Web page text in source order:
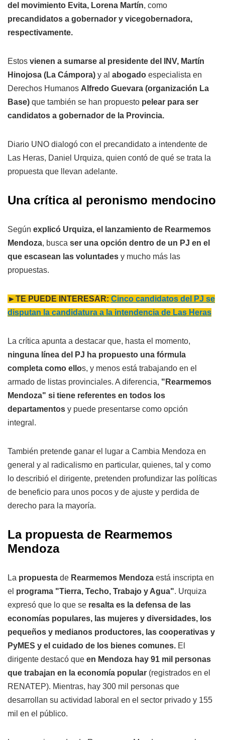
del movimiento Evita, Lorena Martín, como
precandidatos a gobernador y vicegobernadora,
respectivamente.
Estos vienen a sumarse al presidente del INV, Martín
Hinojosa (La Cámpora) y al abogado especialista en
Derechos Humanos Alfredo Guevara (organización La
Base) que también se han propuesto pelear para ser
candidatos a gobernador de la Provincia.
Diario UNO dialogó con el precandidato a intendente de
Las Heras, Daniel Urquiza, quien contó de qué se trata la
propuesta que llevan adelante.
Una crítica al peronismo mendocino
Según explicó Urquiza, el lanzamiento de Rearmemos
Mendoza, busca ser una opción dentro de un PJ en el
que escasean las voluntades y mucho más las
propuestas.
►TE PUEDE INTERESAR: Cinco candidatos del PJ se
disputan la candidatura a la intendencia de Las Heras
La crítica apunta a destacar que, hasta el momento,
ninguna línea del PJ ha propuesto una fórmula
completa como ellos, y menos está trabajando en el
armado de listas provinciales. A diferencia, "Rearmemos
Mendoza" si tiene referentes en todos los
departamentos y puede presentarse como opción
integral.
También pretende ganar el lugar a Cambia Mendoza en
general y al radicalismo en particular, quienes, tal y como
lo describió el dirigente, pretenden profundizar las políticas
de beneficio para unos pocos y de ajuste y perdida de
derecho para la mayoría.
La propuesta de Rearmemos
Mendoza
La propuesta de Rearmemos Mendoza está inscripta en
el programa "Tierra, Techo, Trabajo y Agua". Urquiza
expresó que lo que se resalta es la defensa de las
economías populares, las mujeres y diversidades, los
pequeños y medianos productores, las cooperativas y
PyMES y el cuidado de los bienes comunes. El
dirigente destacó que en Mendoza hay 91 mil personas
que trabajan en la economía popular (registrados en el
RENATEP). Mientras, hay 300 mil personas que
desarrollan su actividad laboral en el sector privado y 155
mil en el público.